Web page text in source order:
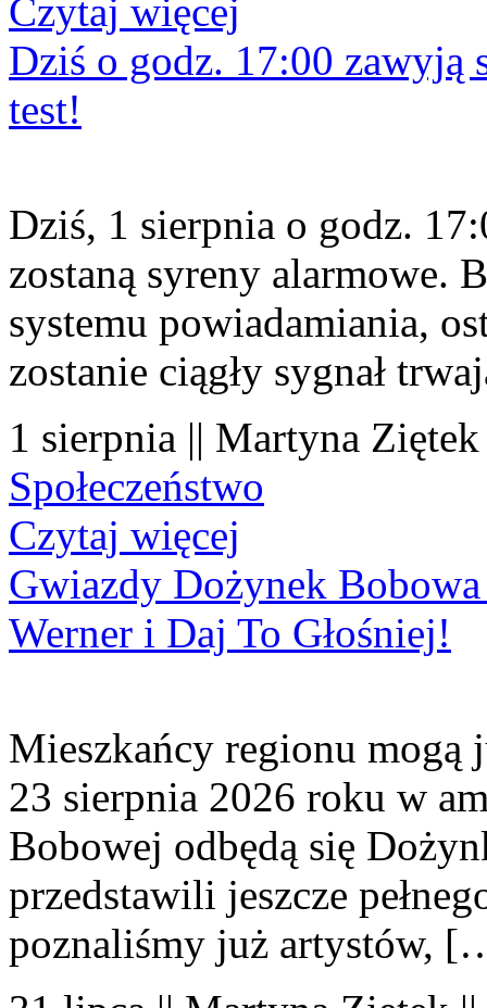
Czytaj więcej
Dziś o godz. 17:00 zawyją
test!
Dziś, 1 sierpnia o godz.
zostaną syreny alarmowe.
systemu powiadamiania,
zostanie ciągły sygnał
1 sierpnia || Martyna
Społeczeństwo
Czytaj więcej
Gwiazdy Dożynek Bobowa
Werner i Daj To Głośniej!
Mieszkańcy regionu mogą
23 sierpnia 2026 roku w
Bobowej odbędą się
przedstawili jeszcze
poznaliśmy już artystów,